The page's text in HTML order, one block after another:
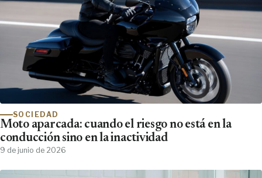
SOCIEDAD
Moto aparcada: cuando el riesgo no está en la
conducción sino en la inactividad
9 de junio de 2026